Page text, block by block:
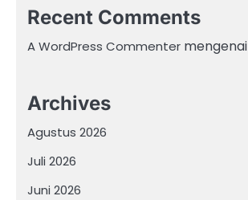
Recent Comments
A WordPress Commenter mengenai
Archives
Agustus 2026
Juli 2026
Juni 2026